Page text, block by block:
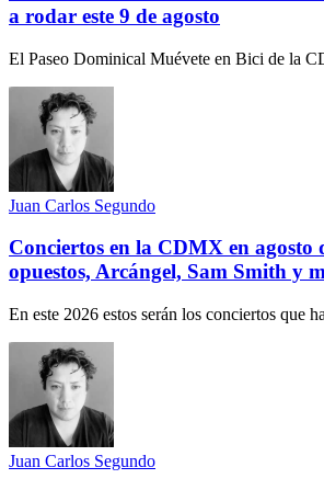
a rodar este 9 de agosto
El Paseo Dominical Muévete en Bici de la
Juan Carlos Segundo
Conciertos en la CDMX en agosto
opuestos, Arcángel, Sam Smith y
En este 2026 estos serán los conciertos que
Juan Carlos Segundo